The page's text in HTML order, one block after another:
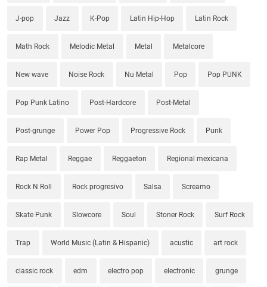
J-pop Jazz K-Pop Latin Hip-Hop Latin Rock
Math Rock Melodic Metal Metal Metalcore
New wave Noise Rock Nu Metal Pop Pop PUNK
Pop Punk Latino Post-Hardcore Post-Metal
Post-grunge Power Pop Progressive Rock Punk
Rap Metal Reggae Reggaeton Regional mexicana
Rock N Roll Rock progresivo Salsa Screamo
Skate Punk Slowcore Soul Stoner Rock Surf Rock
Trap World Music (Latin & Hispanic) acustic art rock
classic rock edm electro pop electronic grunge